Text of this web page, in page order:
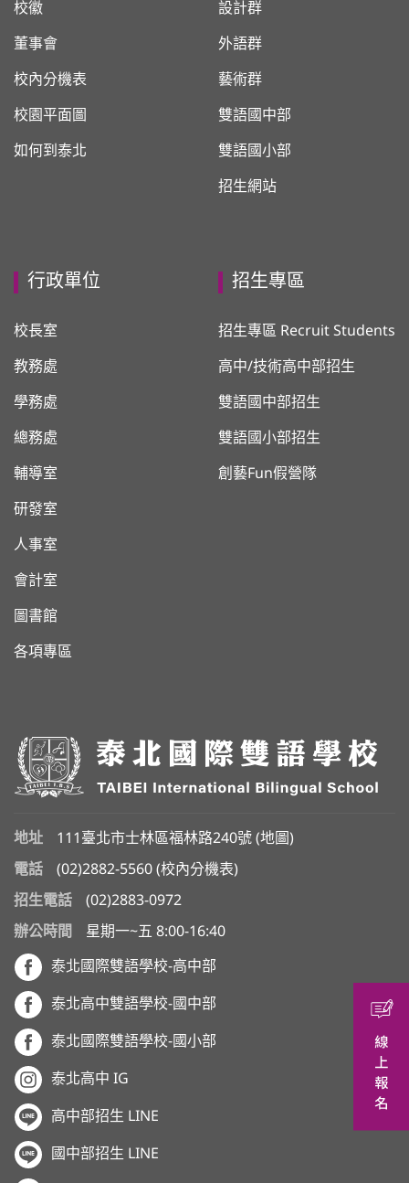
校徽
董事會
校內分機表
校園平面圖
如何到泰北
設計群
外語群
藝術群
雙語國中部
雙語國小部
招生網站
行政單位
校長室
教務處
學務處
總務處
輔導室
研發室
人事室
會計室
圖書館
各項專區
招生專區
招生專區 Recruit Students
高中/技術高中部招生
雙語國中部招生
雙語國小部招生
創藝Fun假營隊
地址 111臺北市士林區福林路240號 (地圖 )
電話
(02)2882-5560 (校內分機表)
招生電話
(02)2883-0972
辦公時間
星期一~五 8:00-16:40
泰北國際雙語學校-高中部
泰北高中雙語學校-國中部
泰北國際雙語學校-國小部
泰北高中 IG
高中部招生 LINE
國中部招生 LINE